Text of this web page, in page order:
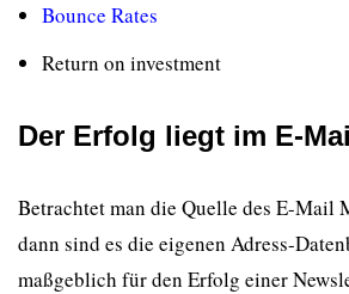
Bounce Rates
Return on investment
Der Erfolg liegt im E-
Betrachtet man die Quelle des E-Mail
dann sind es die eigenen Adress-
maßgeblich für den Erfolg einer